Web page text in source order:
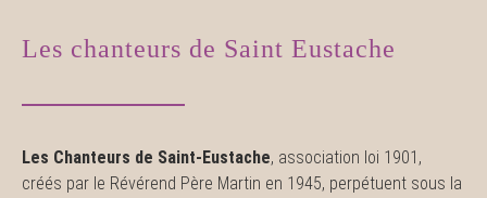
Les chanteurs de Saint Eustache
Les Chanteurs de Saint-Eustache, association loi 1901,
créés par le Révérend Père Martin en 1945, perpétuent sous la